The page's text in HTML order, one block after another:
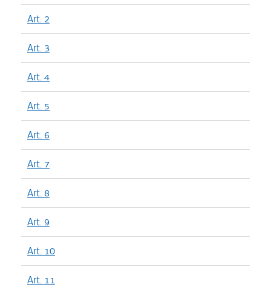
Art. 2
Art. 3
Art. 4
Art. 5
Art. 6
Art. 7
Art. 8
Art. 9
Art. 10
Art. 11